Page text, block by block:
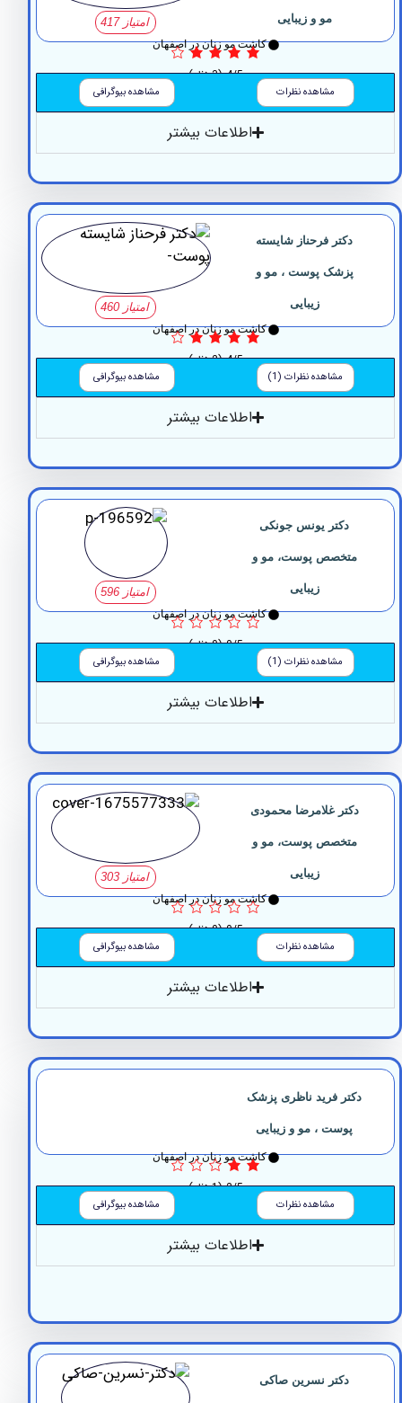
مو و زیبایی
کاشت مو زنان در اصفهان
4/5 (3 نظر)
مشاهده نظرات مشاهده بیوگرافی
اطلاعات بیشتر
‏دکتر ‏فرحناز ‏شایسته
پزشک پوست ، مو و
کاشت مو زنان در اصفهان
4/5 (2 نظر)
مشاهده نظرات (1) مشاهده بیوگرافی
اطلاعات بیشتر
دکتر یونس جونکی
متخصص پوست، مو و
کاشت مو زنان در اصفهان
0/5 (0 نظر)
مشاهده نظرات (1) مشاهده بیوگرافی
اطلاعات بیشتر
غلامرضا محمودی
متخصص پوست، مو و
کاشت مو زنان در اصفهان
0/5 (0 نظر)
مشاهده نظرات مشاهده بیوگرافی
اطلاعات بیشتر
فرید ناظری پزشک
پوست ، مو و زیبایی
کاشت مو زنان در اصفهان
2/5 (1 نظر)
مشاهده نظرات مشاهده بیوگرافی
اطلاعات بیشتر
دکتر نسرین صاکی